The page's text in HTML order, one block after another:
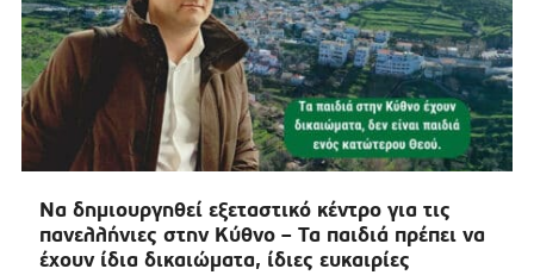
Να δημιουργηθεί εξεταστικό κέντρο για τις
πανελλήνιες στην Κύθνο – Τα παιδιά πρέπει να
έχουν ίδια δικαιώματα, ίδιες ευκαιρίες